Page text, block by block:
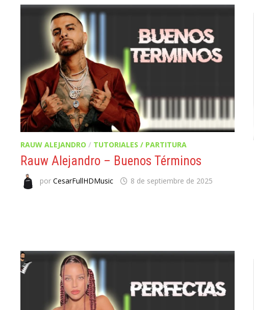
RAUW ALEJANDRO / TUTORIALES / PARTITURA
Rauw Alejandro – Buenos Términos
porCesarFullHDMusic 8 de septiembre de 2025